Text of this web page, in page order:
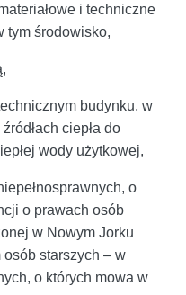
i techniczne
tym środowisko,
budynku, w
ciepła do
wody użytkowej,
o
o prawach osób
w Nowym Jorku
starszych – w
o których mowa w